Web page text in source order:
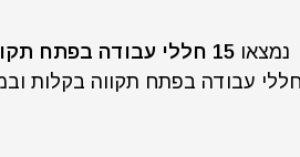
נמצאו 15 חללי עבודה בפתח תקווה מתאימים לפי החיפוש שלכם.
חללי עבודה בפתח תקווה בקלות